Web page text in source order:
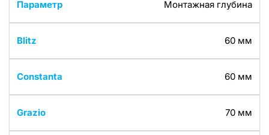
Монтажная глубина
60 мм
60 мм
70 мм